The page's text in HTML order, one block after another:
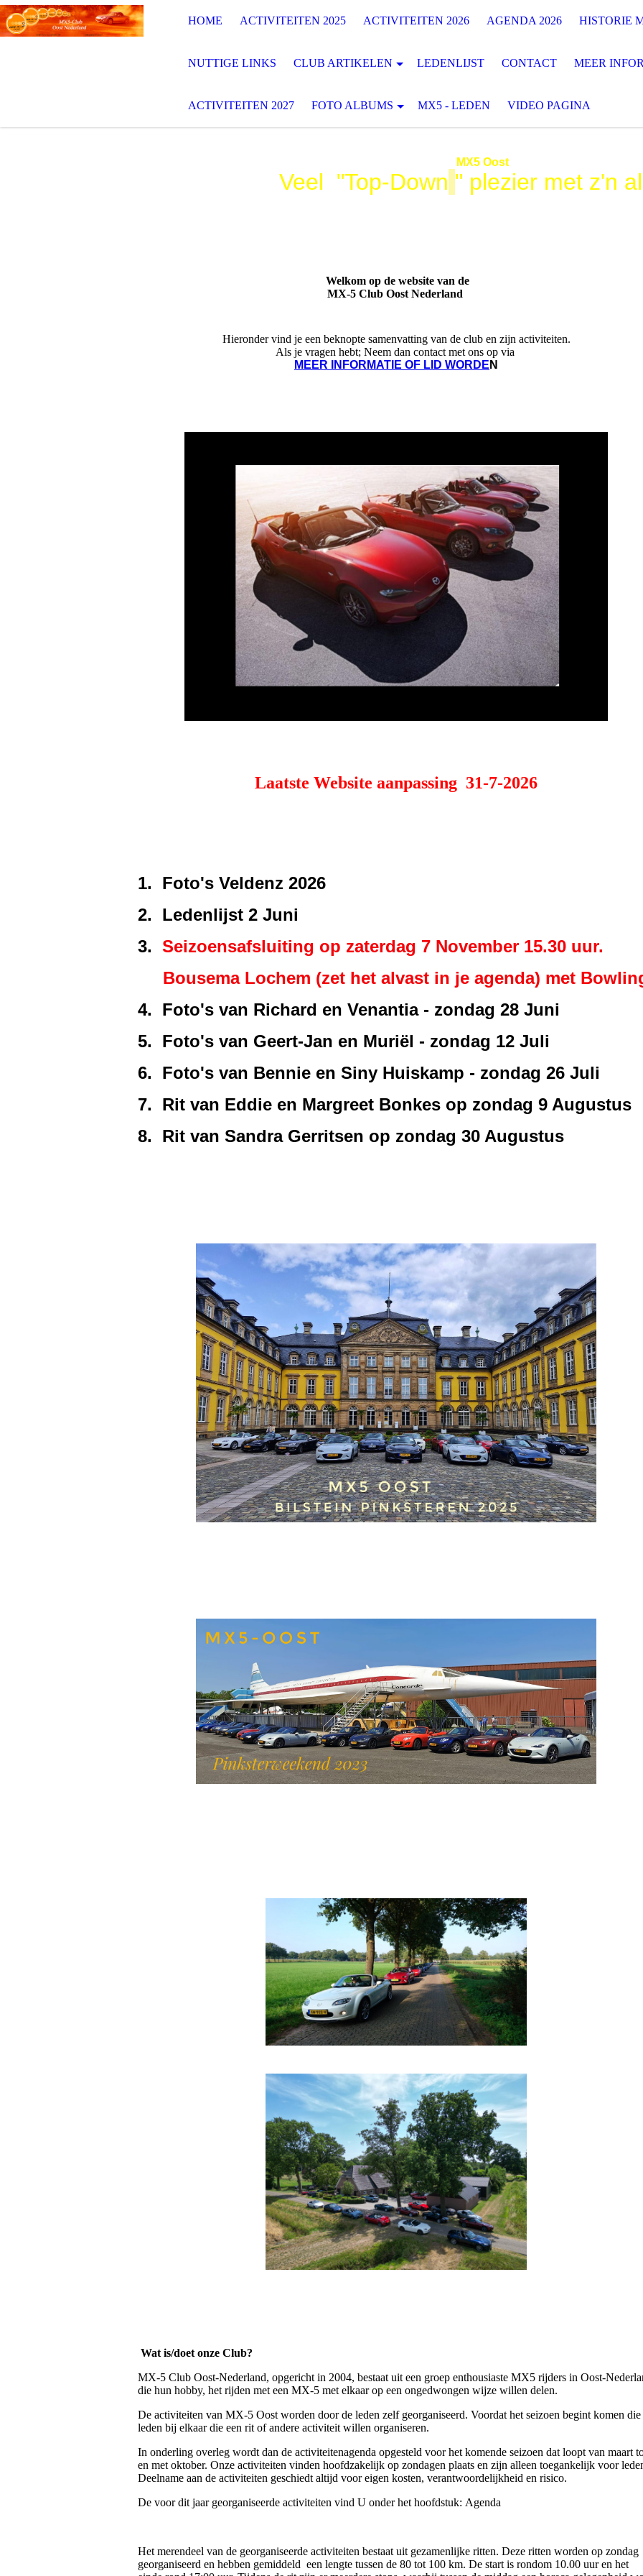
HOME ACTIVITEITEN 2025 ACTIVITEITEN 2026 AGENDA 2026 HISTORIE
NUTTIGE LINKS CLUB ARTIKELEN LEDENLIJST CONTACT MEER
ACTIVITEITEN 2027 FOTO ALBUMS MX5 - LEDEN VIDEO PAGINA
MX5Oost
Veel "Top-Down " plezier met z'n
Welkom op de website van de
MX-5 Club Oost Nederland
Hieronder vind je een beknopte samenvatting van de club en zijn activiteiten.
Als je vragen hebt; Neem dan contact met ons op via
MEER INFORMATIE OF LID WORDE N
Laatste Website aanpassing 31-7-2026
1.
Foto's Veldenz 2026
2. Ledenlijst 2 Juni
3. Seizoensafsluiting op zaterdag 7 November 15.30 uur.
Bousema Lochem (zet het alvast in je agenda) met
4. Foto's van Richard en Venantia - zondag 28 Juni
5. Foto's van Geert-Jan en Muriël - zondag 12 Juli
6. Foto's van Bennie en Siny Huiskamp - zondag 26 Juli
7. Rit van Eddie en Margreet Bonkes op zondag 9 Augustus
8. Rit van Sandra Gerritsen op zondag 30 Augustus
Wat is/doet onze Club?
MX-5 Club Oost-Nederland, opgericht in 2004, bestaat uit een groep enthousiaste MX5 rijders in Oost-
die hun hobby, het rijden met een MX-5 met elkaar op een ongedwongen wijze willen delen.
De activiteiten van MX-5 Oost worden door de leden zelf georganiseerd. Voordat het seizoen begint komen die
leden bij elkaar die een rit of andere activiteit willen organiseren.
In onderling overleg wordt dan de activiteitenagenda opgesteld voor het komende seizoen dat loopt van maart
en met oktober. Onze activiteiten vinden hoofdzakelijk op zondagen plaats en zijn alleen toegankelijk voor
Deelname aan de activiteiten geschiedt altijd voor eigen kosten, verantwoordelijkheid en risico.
De voor dit jaar georganiseerde activiteiten vind U onder het hoofdstuk: Agenda
Het merendeel van de georganiseerde activiteiten bestaat uit gezamenlijke ritten. Deze ritten worden op zondag
georganiseerd en hebben gemiddeld een lengte tussen de 80 tot 100 km. De start is rondom 10.00 uur en het